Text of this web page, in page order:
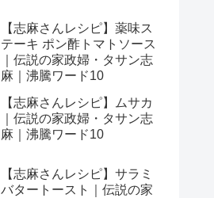
【志麻さんレシピ】薬味ス
テーキ ポン酢トマトソース
｜伝説の家政婦・タサン志
麻｜沸騰ワード10
【志麻さんレシピ】ムサカ
｜伝説の家政婦・タサン志
麻｜沸騰ワード10
【志麻さんレシピ】サラミ
バタートースト｜伝説の家